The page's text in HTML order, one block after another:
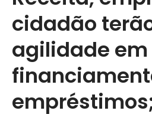
cidadão
agilidade em